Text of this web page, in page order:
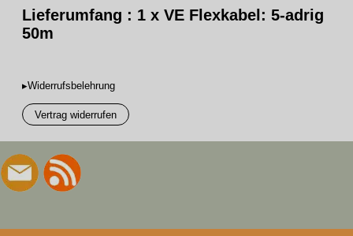
Lieferumfang : 1 x VE Flexkabel: 5-adrig
50m
▸Widerrufsbelehrung
Vertrag widerrufen